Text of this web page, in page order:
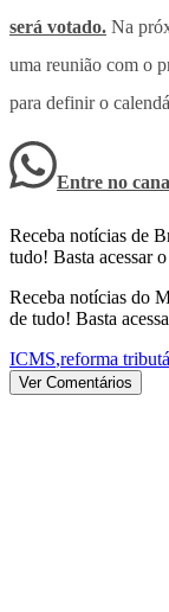
será votado. Na
uma reunião com o
para definir o
Entre no
Receba notícias de
tudo! Basta acessar o
Receba notícias do
de tudo! Basta
ICMS,reforma
Ver Comentários